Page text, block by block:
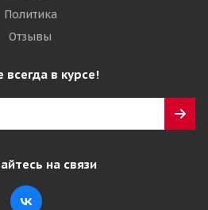
Политика
Отзывы
всегда в курсе!
на связи